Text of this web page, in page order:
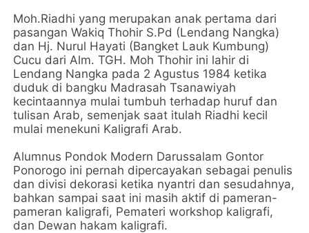
Moh.Riadhi yang merupakan anak pertama dari
pasangan Wakiq Thohir S.Pd (Lendang Nangka)
dan Hj. Nurul Hayati (Bangket Lauk Kumbung)
Cucu dari Alm. TGH. Moh Thohir ini lahir di
Lendang Nangka pada 2 Agustus 1984 ketika
duduk di bangku Madrasah Tsanawiyah
kecintaannya mulai tumbuh terhadap huruf dan
tulisan Arab, semenjak saat itulah Riadhi kecil
mulai menekuni Kaligrafi Arab.
Alumnus Pondok Modern Darussalam Gontor
Ponorogo ini pernah dipercayakan sebagai penulis
dan divisi dekorasi ketika nyantri dan sesudahnya,
bahkan sampai saat ini masih aktif di pameran-
pameran kaligrafi, Pemateri workshop kaligrafi,
dan Dewan hakam kaligrafi.